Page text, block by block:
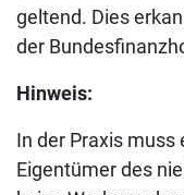
geltend. Dies
der
Hinweis:
In der Praxis
Eigentümer des